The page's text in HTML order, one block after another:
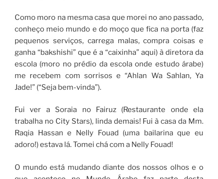
Como moro na mesma casa que morei no ano passado,
conheço meio mundo e do moço que fica na porta (faz
pequenos serviços, carrega malas, compra coisas e
ganha “bakshishi” que é a “caixinha” aqui) à diretora da
escola (moro no prédio da escola onde estudo árabe)
me recebem com sorrisos e “Ahlan Wa Sahlan, Ya
Jade!” (“Seja bem-vinda”).
Fui ver a Soraia no Fairuz (Restaurante onde ela
trabalha no City Stars), linda demais! Fui à casa da Mm.
Raqia Hassan e Nelly Fouad (uma bailarina que eu
adoro!) estava lá. Tomei chá com a Nelly Fouad!
O mundo está mudando diante dos nossos olhos e o